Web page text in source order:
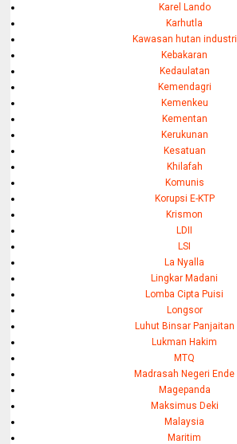
Karel Lando
Karhutla
Kawasan hutan industri
Kebakaran
Kedaulatan
Kemendagri
Kemenkeu
Kementan
Kerukunan
Kesatuan
Khilafah
Komunis
Korupsi E-KTP
Krismon
LDII
LSI
La Nyalla
Lingkar Madani
Lomba Cipta Puisi
Longsor
Luhut Binsar Panjaitan
Lukman Hakim
MTQ
Madrasah Negeri Ende
Magepanda
Maksimus Deki
Malaysia
Maritim